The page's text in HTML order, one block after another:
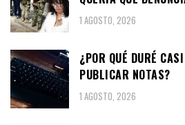
1 AGOSTO, 2026
¿POR QUÉ DURÉ
PUBLICAR NOTAS?
1 AGOSTO, 2026